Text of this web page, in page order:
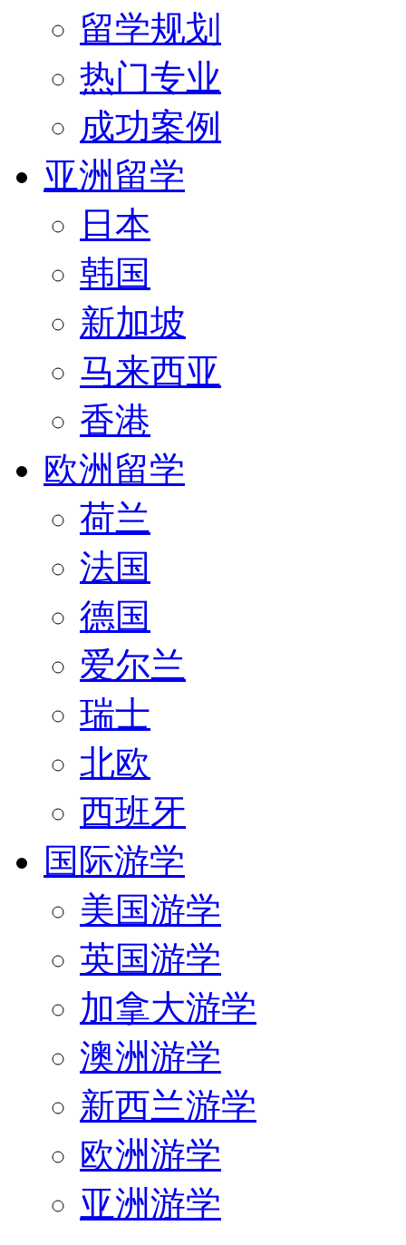
留学规划
热门专业
成功案例
亚洲留学
日本
韩国
新加坡
马来西亚
香港
欧洲留学
荷兰
法国
德国
爱尔兰
瑞士
北欧
西班牙
国际游学
美国游学
英国游学
加拿大游学
澳洲游学
新西兰游学
欧洲游学
亚洲游学